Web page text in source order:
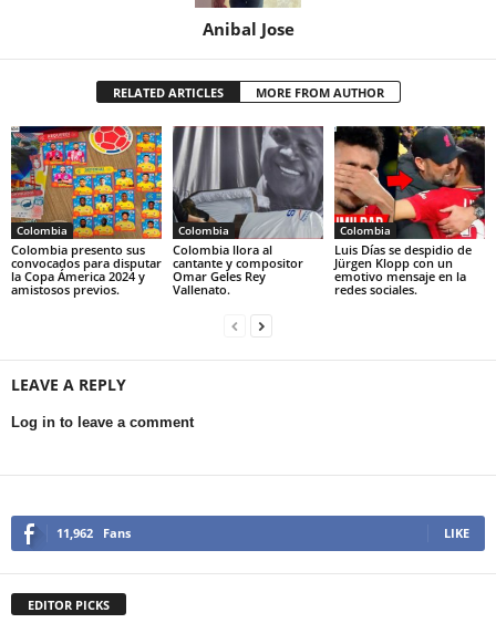
Anibal Jose
RELATED ARTICLES MORE FROM AUTHOR
Colombia
Colombia presento sus
convocados para disputar
la Copa Ámerica 2024 y
amistosos previos.
Colombia
Colombia llora al
cantante y compositor
Omar Geles Rey
Vallenato.
Colombia
Luis Días se despidio de
Jürgen Klopp con un
emotivo mensaje en la
redes sociales.
LEAVE A REPLY
Log in to leave a comment
11,962 Fans LIKE
EDITOR PICKS